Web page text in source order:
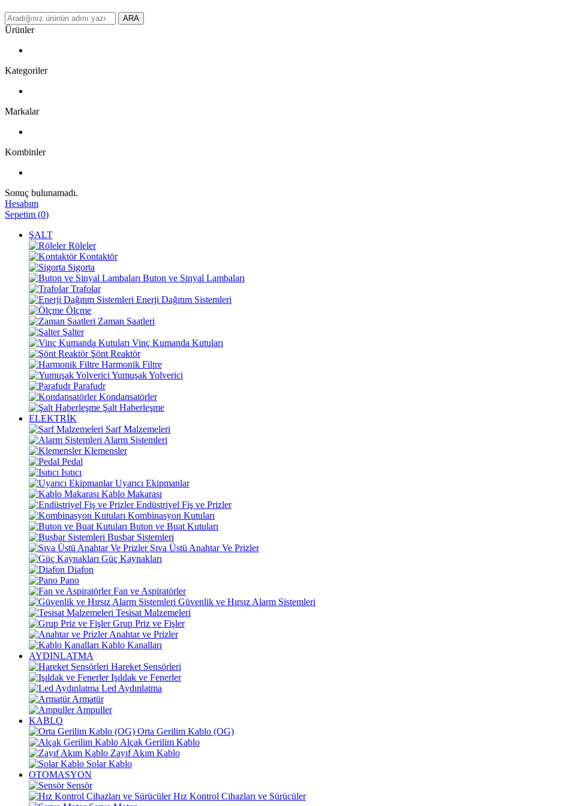
ARA
Ürünler
Kategoriler
Markalar
Kombinler
Sonuç bulunamadı.
Hesabım
Sepetim (0)
ŞALT
Röleler
Kontaktör
Sigorta
Buton ve Sinyal Lambaları
Trafolar
Enerji Dağıtım Sistemleri
Ölçme
Zaman Saatleri
Şalter
Vinç Kumanda Kutuları
Şönt Reaktör
Harmonik Filtre
Yumuşak Yolverici
Parafudr
Kondansatörler
Şalt Haberleşme
ELEKTRİK
Sarf Malzemeleri
Alarm Sistemleri
Klemensler
Pedal
Isıtıcı
Uyarıcı Ekipmanlar
Kablo Makarası
Endüstriyel Fiş ve Prizler
Kombinasyon Kutuları
Buton ve Buat Kutuları
Busbar Sistemleri
Sıva Üstü Anahtar Ve Prizler
Güç Kaynakları
Diafon
Pano
Fan ve Aspiratörler
Güvenlik ve Hırsız Alarm Sistemleri
Tesisat Malzemeleri
Grup Priz ve Fişler
Anahtar ve Prizler
Kablo Kanalları
AYDINLATMA
Hareket Sensörleri
Işıldak ve Fenerler
Led Aydınlatma
Armatür
Ampuller
KABLO
Orta Gerilim Kablo (OG)
Alçak Gerilim Kablo
Zayıf Akım Kablo
Solar Kablo
OTOMASYON
Sensör
Hız Kontrol Cihazları ve Sürücüler